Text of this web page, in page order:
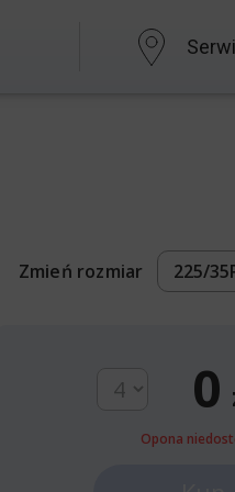
Zmień rozmiar
0
Opona